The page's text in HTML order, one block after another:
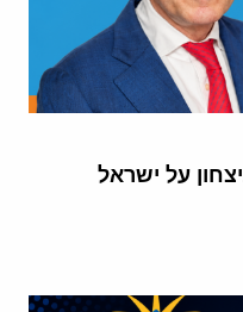
על ישראל